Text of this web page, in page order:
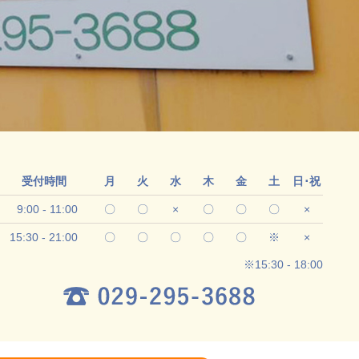
受付時間 月 火 水 木 金 土 日･祝
9:00 - 11:00 〇 〇 × 〇 〇 〇 ×
15:30 - 21:00 〇 〇 〇 〇 〇 ※ ×
※15:30 - 18:00